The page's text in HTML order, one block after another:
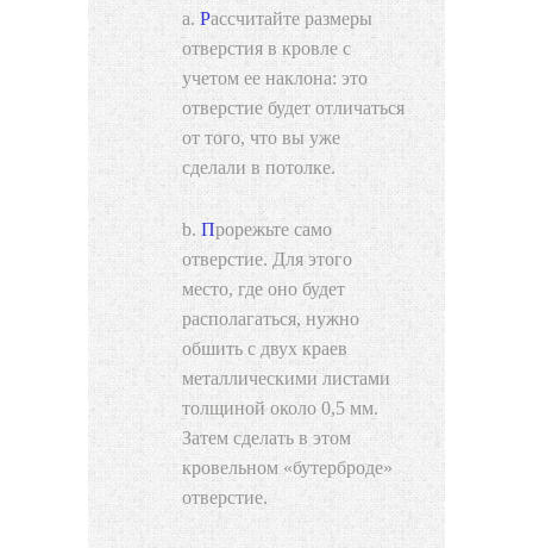
Рассчитайте размеры
отверстия в кровле с
учетом ее наклона: это
отверстие будет отличаться
от того, что вы уже
сделали в потолке.
Прорежьте само
отверстие. Для этого
место, где оно будет
располагаться, нужно
обшить с двух краев
металлическими листами
толщиной около 0,5 мм.
Затем сделать в этом
кровельном «бутерброде»
отверстие.